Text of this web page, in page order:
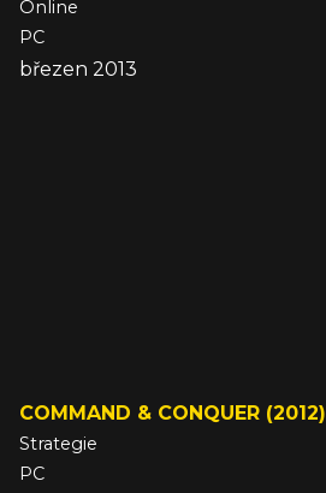
Online
PC
březen 2013
COMMAND & CONQUER (2012)
Strategie
PC